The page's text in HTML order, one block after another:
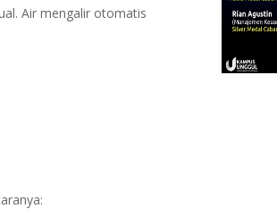
Air mengalir otomatis